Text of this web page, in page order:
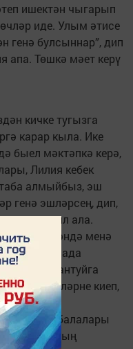
ишектән чыгарып
иде. Улым әтисе
генә булсыннар”, дип
апа. Төшкә мәет керү
кичке тугызга
карар кыла. Ике
быел мәктәпкә керә,
Лилия кебек
алмыйбыз, эш
генә эшләрсең, дип,
ике атна ял ала.
эшләгәндә менә
атнада
Сабантуйга
Ул күлмәкләрне киеп,
аларның балалары
Без аның